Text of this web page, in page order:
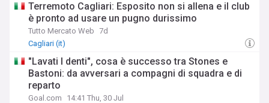
Terremoto Cagliari: Esposito non si allena e il club
è pronto ad usare un pugno durissimo
Tutto Mercato Web 7d
Cagliari (it)
"Lavati I denti", cosa è successo tra Stones e
Bastoni: da avversari a compagni di squadra e di
reparto
Goal.com 14:41 Thu, 30 Jul